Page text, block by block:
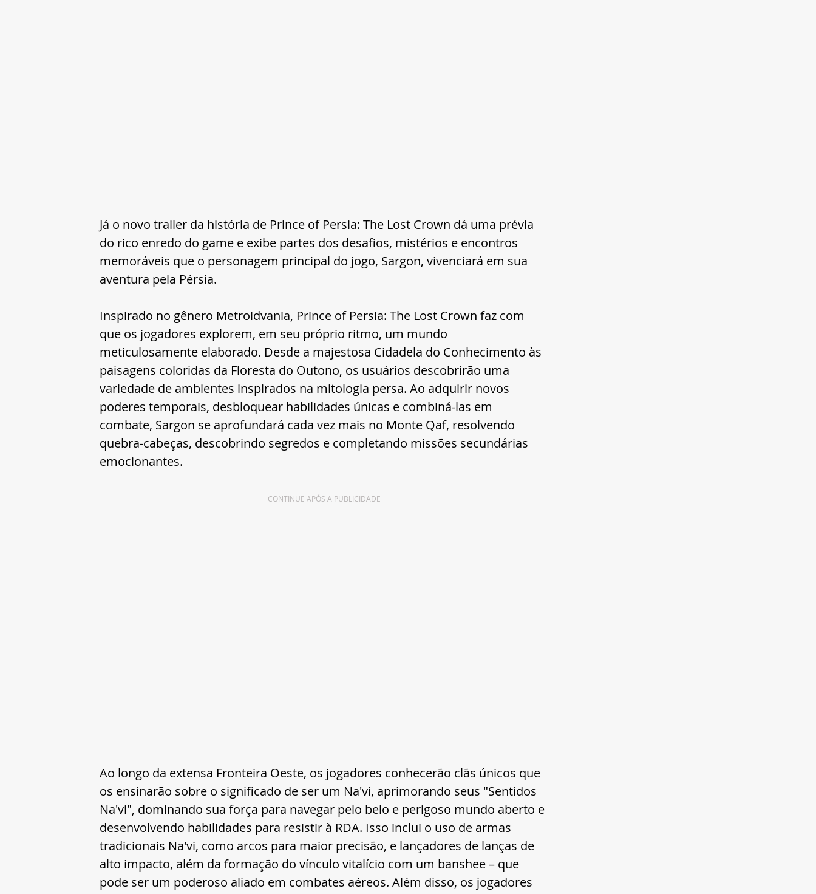
Já o novo trailer da história de Prince of Persia: The Lost Crown dá uma prévia
do rico enredo do game e exibe partes dos desafios, mistérios e encontros
memoráveis que o personagem principal do jogo, Sargon, vivenciará em sua
aventura pela Pérsia.
Inspirado no gênero Metroidvania, Prince of Persia: The Lost Crown faz com
que os jogadores explorem, em seu próprio ritmo, um mundo
meticulosamente elaborado. Desde a majestosa Cidadela do Conhecimento às
paisagens coloridas da Floresta do Outono, os usuários descobrirão uma
variedade de ambientes inspirados na mitologia persa. Ao adquirir novos
poderes temporais, desbloquear habilidades únicas e combiná-las em
combate, Sargon se aprofundará cada vez mais no Monte Qaf, resolvendo
quebra-cabeças, descobrindo segredos e completando missões secundárias
emocionantes.
CONTINUE APÓS A PUBLICIDADE
Ao longo da extensa Fronteira Oeste, os jogadores conhecerão clãs únicos que
os ensinarão sobre o significado de ser um Na'vi, aprimorando seus "Sentidos
Na'vi", dominando sua força para navegar pelo belo e perigoso mundo aberto e
desenvolvendo habilidades para resistir à RDA. Isso inclui o uso de armas
tradicionais Na'vi, como arcos para maior precisão, e lançadores de lanças de
alto impacto, além da formação do vínculo vitalício com um banshee – que
pode ser um poderoso aliado em combates aéreos. Além disso, os jogadores